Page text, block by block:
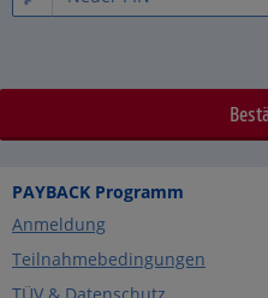
PAYBACK Programm
Anmeldung
Teilnahmebedingungen